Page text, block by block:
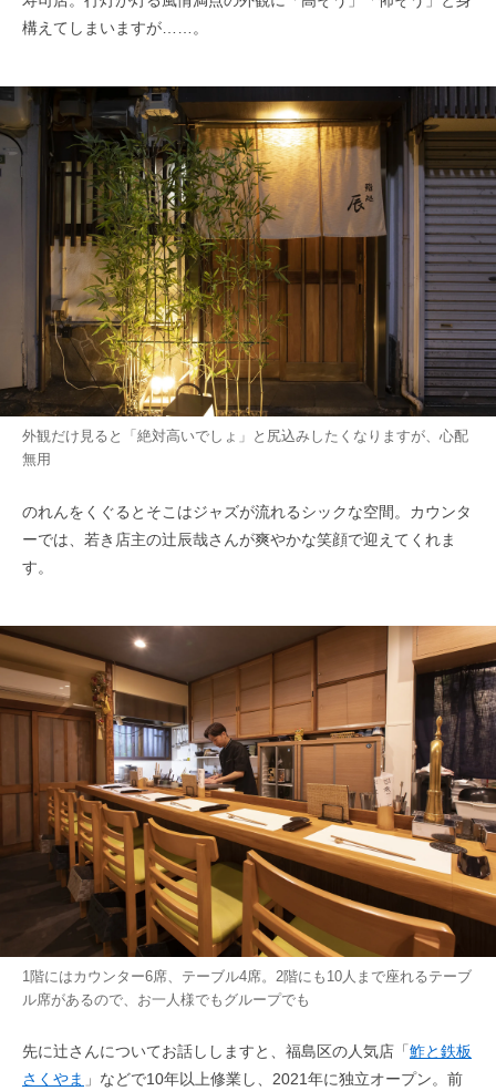
構えてしまいますが……。
外観だけ見ると「絶対高いでしょ」と尻込みしたくなりますが、心配
無用
のれんをくぐるとそこはジャズが流れるシックな空間。カウンタ
ーでは、若き店主の辻辰哉さんが爽やかな笑顔で迎えてくれま
す。
1階にはカウンター6席、テーブル4席。2階にも10人まで座れるテーブ
ル席があるので、お一人様でもグループでも
先に辻さんについてお話ししますと、福島区の人気店「鮓と鉄板
さくやま 」などで10年以上修業し、2021年に独立オープン。前